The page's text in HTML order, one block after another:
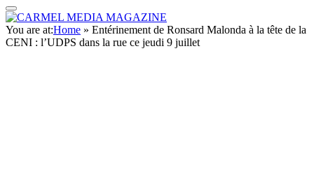
You are at:Home » Entérinement de Ronsard Malonda à la tête de la
CENI : l’UDPS dans la rue ce jeudi 9 juillet